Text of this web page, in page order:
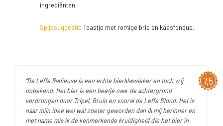
ingrediënten.
Spijssuggestie Toastje met romige brie en kaasfondue.
7,5
"De Leffe Radieuse is een echte bierklassieker en toch vrij
onbekend. Het bier is een beetje naar de achtergrond
verdrongen door Tripel, Bruin en vooral de Leffe Blond. Het is
naar mijn idee wel wat zoeter geworden dan ik mij herinner en
met name mis ik de kenmerkende kruidigheid die het bier in